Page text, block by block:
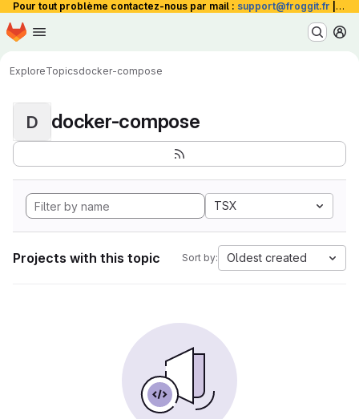
Pour tout problème contactez-nous par mail : support@froggit.fr La
Skip to main content
Homepage
ExploreTopicsdocker-compose
D docker-compose
TSX
Projects with this topic Sort by: Oldest created